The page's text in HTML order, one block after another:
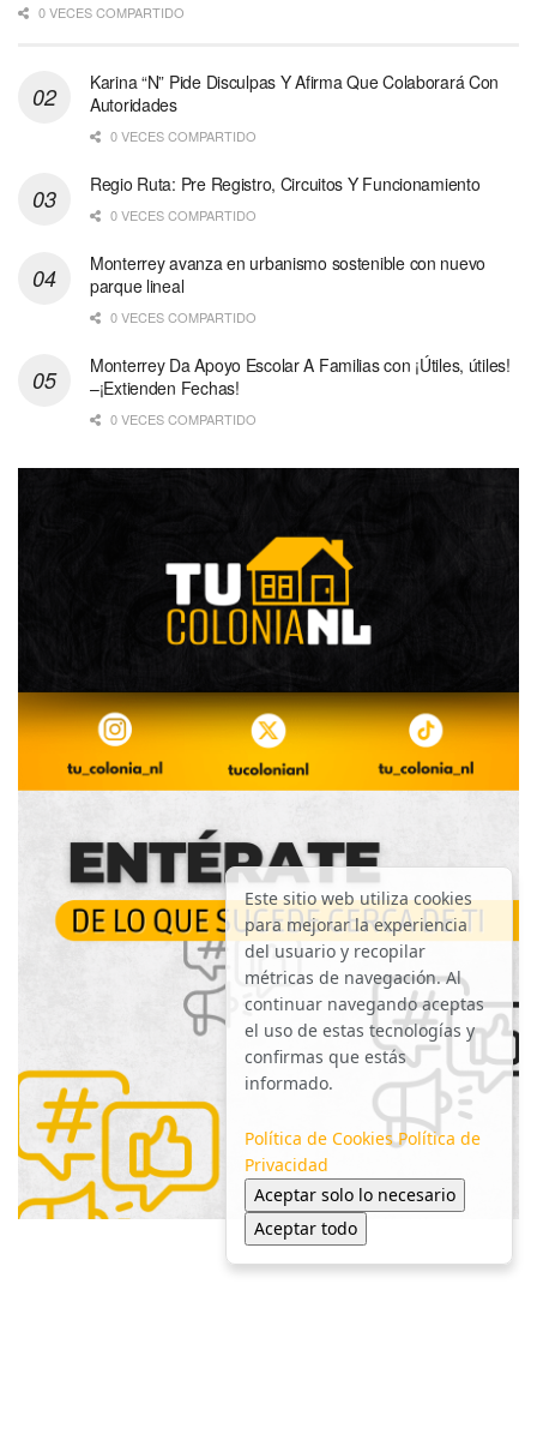
0 VECES COMPARTIDO
Karina “N” Pide Disculpas Y Afirma Que Colaborará Con
Autoridades
0 VECES COMPARTIDO
Regio Ruta: Pre Registro, Circuitos Y Funcionamiento
0 VECES COMPARTIDO
Monterrey avanza en urbanismo sostenible con nuevo
parque lineal
0 VECES COMPARTIDO
Monterrey Da Apoyo Escolar A Familias con ¡Útiles, útiles!
–¡Extienden Fechas!
0 VECES COMPARTIDO
Este sitio web utiliza cookies
para mejorar la experiencia
del usuario y recopilar
métricas de navegación. Al
continuar navegando aceptas
el uso de estas tecnologías y
confirmas que estás
informado.
Política de Cookies Política de
Privacidad
Aceptar solo lo necesario
Aceptar todo